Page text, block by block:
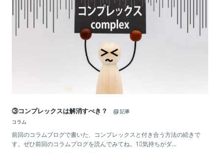
③コンプレックスは解消すべき？
記事
コラム
前回のコラムブログで書いた、コンプレックスと付き合う方法の続きで
す。ぜひ前回のコラムブログを読んでみてね。1⃣気持ちがダ...